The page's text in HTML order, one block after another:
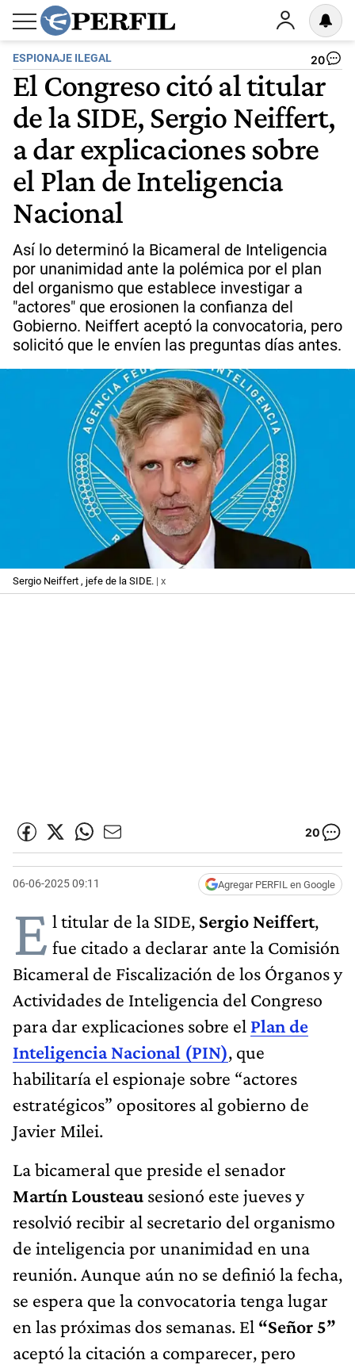
ESPIONAJE ILEGAL 20
El Congreso citó al titular
de la SIDE, Sergio Neiffert,
a dar explicaciones sobre
el Plan de Inteligencia
Nacional
Así lo determinó la Bicameral de Inteligencia
por unanimidad ante la polémica por el plan
del organismo que establece investigar a
"actores" que erosionen la confianza del
Gobierno. Neiffert aceptó la convocatoria, pero
solicitó que le envíen las preguntas días antes.
Sergio Neiffert , jefe de la SIDE. | x
20
06-06-2025 09:11 Agregar PERFIL en Google
E l titular de la SIDE, Sergio Neiffert,
fue citado a declarar ante la Comisión
Bicameral de Fiscalización de los Órganos y
Actividades de Inteligencia del Congreso
para dar explicaciones sobre el Plan de
Inteligencia Nacional (PIN), que
habilitaría el espionaje sobre “actores
estratégicos” opositores al gobierno de
Javier Milei.
La bicameral que preside el senador
Martín Lousteau sesionó este jueves y
resolvió recibir al secretario del organismo
de inteligencia por unanimidad en una
reunión. Aunque aún no se definió la fecha,
se espera que la convocatoria tenga lugar
en las próximas dos semanas. El “Señor 5”
aceptó la citación a comparecer, pero